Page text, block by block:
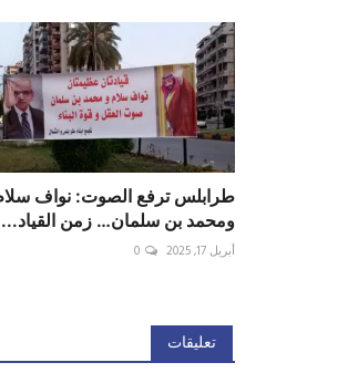
طرابلس ترفع الصوت: نواف
ومحمد بن سلمان… زمن القياد...
أبريل 17, 2025 0
تعليقات